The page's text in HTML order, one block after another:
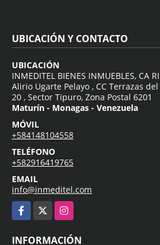
UBICACIÓN Y CONTACTO
UBICACIÓN
INMEDITEL BIENES INMUEBLES, CA
Alirio Ugarte Pelayo , CC Terrazas
20 , Sector Tipuro, Zona Postal 6201
Maturín - Monagas - Venezuela
MÓVIL
+584148104558
TELÉFONO
+582916419765
EMAIL
info@inmeditel.com
Facebook
Instagram
INFORMACIÓN